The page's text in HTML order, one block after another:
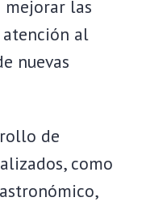
mejorar las
al
nuevas
de
como